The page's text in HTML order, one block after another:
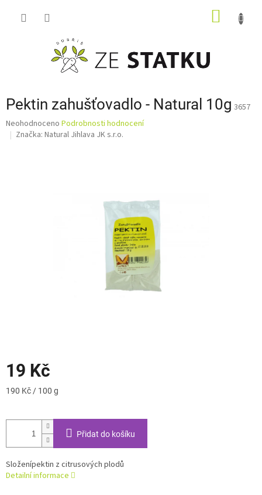
Pektin zahušťovadlo - Natural 10g 3657
Průměrné
hodnocení
Neohodnoceno Podrobnosti hodnocení
Značka: Natural Jihlava JK s.r.o.
19 Kč
Měrná
190 Kč / 100 g
Přidat do košíku
Složenípektin z citrusových plodů
Detailní informace